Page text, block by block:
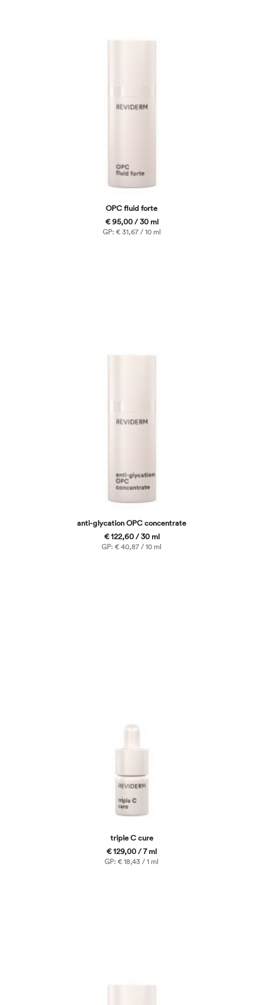
OPC fluid forte
€ 95,00 / 30 ml
GP: € 31,67 / 10 ml
anti-glycation OPC concentrate
€ 122,60 / 30 ml
GP: € 40,87 / 10 ml
triple C cure
€ 129,00 / 7 ml
GP: € 18,43 / 1 ml